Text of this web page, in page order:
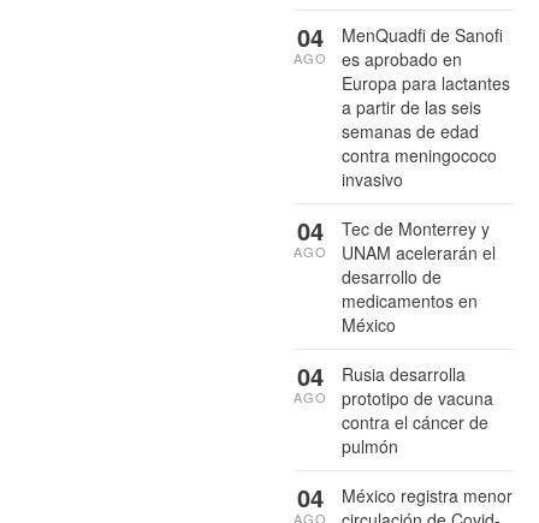
MenQuadfi de Sanofi
es aprobado en
Europa para lactantes
a partir de las seis
semanas de edad
contra meningococo
invasivo
04
AGO
Tec de Monterrey y
UNAM acelerarán el
desarrollo de
medicamentos en
México
04
AGO
Rusia desarrolla
prototipo de vacuna
contra el cáncer de
pulmón
04
AGO
México registra menor
04
AGO